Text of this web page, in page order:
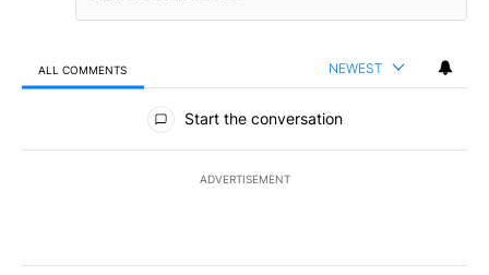
ALL COMMENTS NEWEST
All Comments
Start the conversation
ADVERTISEMENT